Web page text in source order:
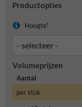
Productopties
Hoogte*
Volumeprijzen
Aantal
per stuk